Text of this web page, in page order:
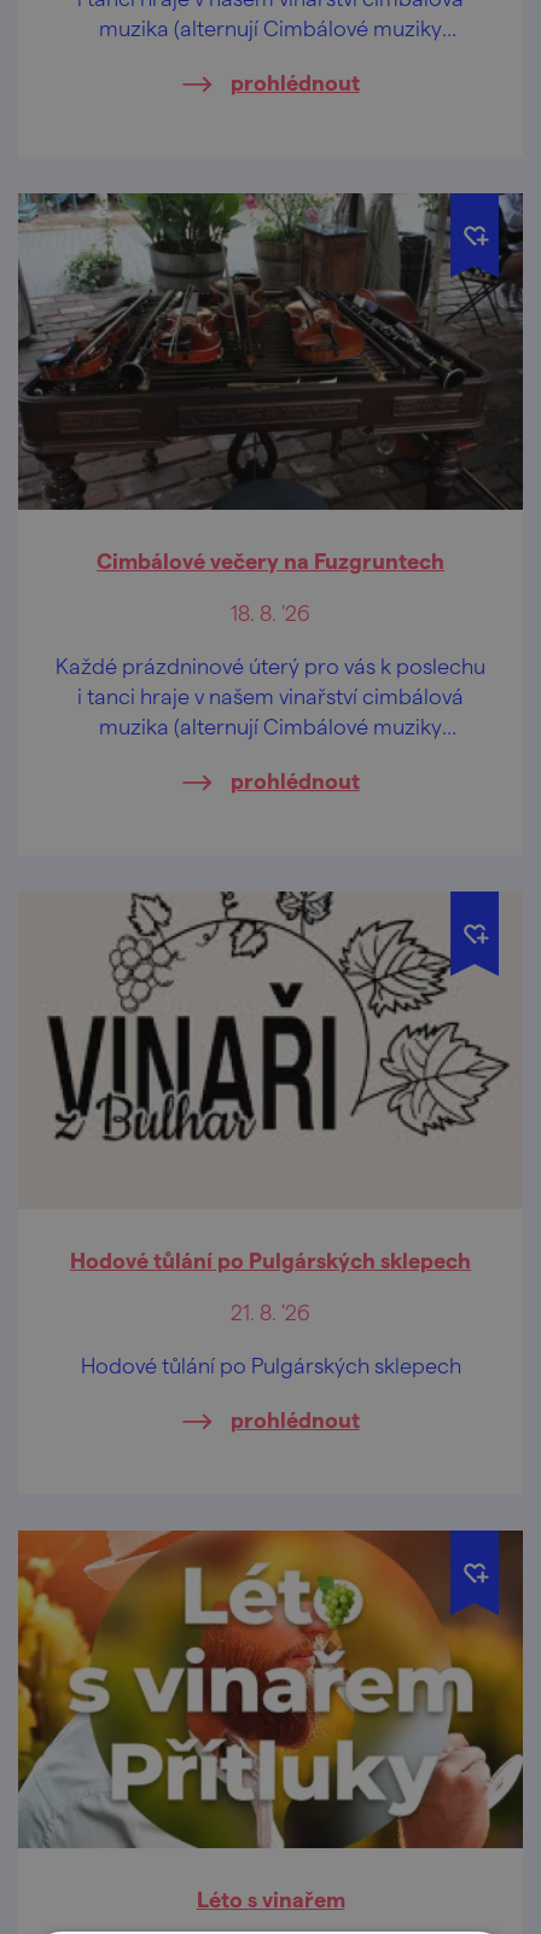
muzika (alternují Cimbálové muziky
prohlédnout
Cimbálové večery na Fuzgruntech
18. 8. '26
Každé prázdninové úterý pro vás k poslechu
i tanci hraje v našem vinařství cimbálová
muzika (alternují Cimbálové muziky
prohlédnout
Hodové tůlání po Pulgárských sklepech
21. 8. '26
Hodové tůlání po Pulgárských sklepech
prohlédnout
Léto s vinařem